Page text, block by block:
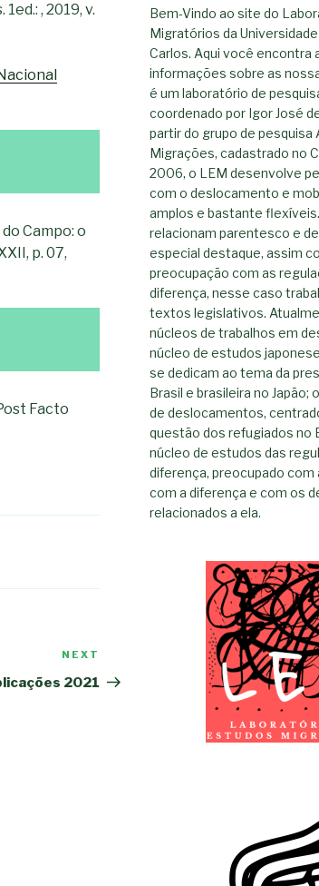
, 2019, v.
Campo: o
p. 07,
Facto
Post
NEXT
2021
Bem-Vindo ao site do
Migratórios da
Carlos. Aqui você encontra
informações sobre as
é um laboratório de
coordenado por Igor José
partir do grupo de pesquisa
Migrações, cadastrado no
2006, o LEM desenvolve
com o deslocamento e
amplos e bastante
relacionam parentesco e
especial destaque, assim
preocupação com as
diferença, nesse caso
textos legislativos.
núcleos de trabalhos em
núcleo de estudos
se dedicam ao tema da
Brasil e brasileira no Japão;
de deslocamentos,
questão dos refugiados no
núcleo de estudos das
diferença, preocupado com
com a diferença e com os
relacionados a ela.